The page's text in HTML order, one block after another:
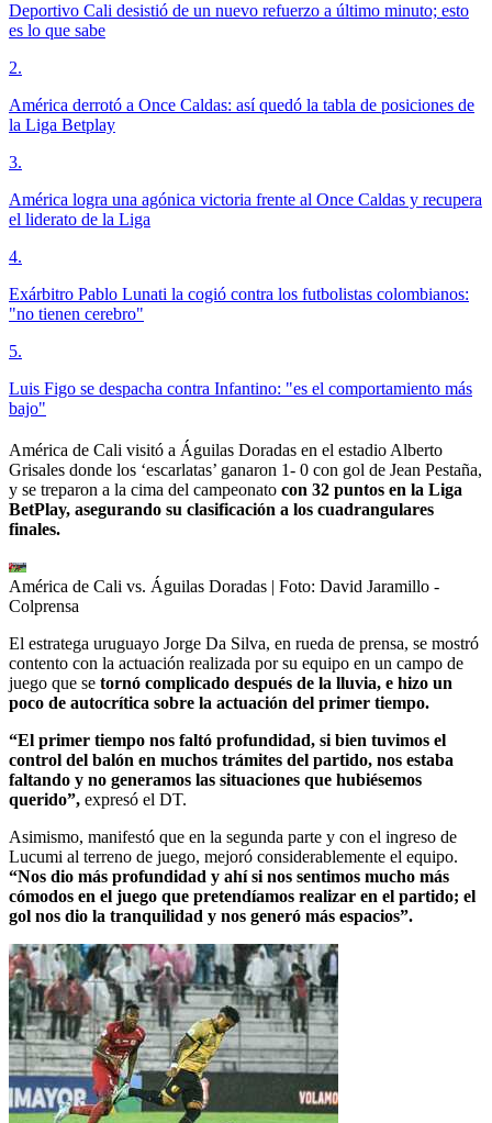
Deportivo Cali desistió de un nuevo refuerzo a último minuto; esto
es lo que sabe
2.
América derrotó a Once Caldas: así quedó la tabla de posiciones de
la Liga Betplay
3.
América logra una agónica victoria frente al Once Caldas y recupera
el liderato de la Liga
4.
Exárbitro Pablo Lunati la cogió contra los futbolistas colombianos:
"no tienen cerebro"
5.
Luis Figo se despacha contra Infantino: "es el comportamiento más
bajo"
América de Cali visitó a Águilas Doradas en el estadio Alberto
Grisales donde los ‘escarlatas’ ganaron 1- 0 con gol de Jean Pestaña,
y se treparon a la cima del campeonato con 32 puntos en la Liga
BetPlay, asegurando su clasificación a los cuadrangulares
finales.
América de Cali vs. Águilas Doradas | Foto: David Jaramillo -
Colprensa
El estratega uruguayo Jorge Da Silva, en rueda de prensa, se mostró
contento con la actuación realizada por su equipo en un campo de
juego que se tornó complicado después de la lluvia, e hizo un
poco de autocrítica sobre la actuación del primer tiempo.
“El primer tiempo nos faltó profundidad, si bien tuvimos el
control del balón en muchos trámites del partido, nos estaba
faltando y no generamos las situaciones que hubiésemos
querido”, expresó el DT.
Asimismo, manifestó que en la segunda parte y con el ingreso de
Lucumi al terreno de juego, mejoró considerablemente el equipo.
“Nos dio más profundidad y ahí si nos sentimos mucho más
cómodos en el juego que pretendíamos realizar en el partido; el
gol nos dio la tranquilidad y nos generó más espacios”.